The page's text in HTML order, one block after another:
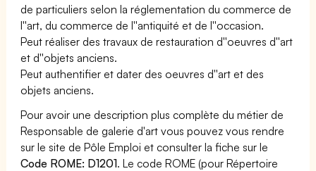
de particuliers selon la réglementation du commerce de
l''art, du commerce de l''antiquité et de l''occasion.
Peut réaliser des travaux de restauration d''oeuvres d''art
et d''objets anciens.
Peut authentifier et dater des oeuvres d''art et des
objets anciens.
Pour avoir une description plus complète du métier de
Responsable de galerie d'art vous pouvez vous rendre
sur le site de Pôle Emploi et consulter la fiche sur le
Code ROME: D1201. Le code ROME (pour Répertoire